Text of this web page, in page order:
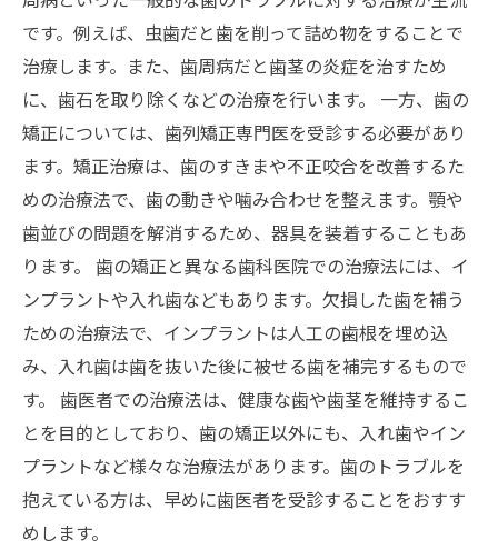
です。例えば、虫歯だと歯を削って詰め物をすることで
治療します。また、歯周病だと歯茎の炎症を治すため
に、歯石を取り除くなどの治療を行います。 一方、歯の
矯正については、歯列矯正専門医を受診する必要があり
ます。矯正治療は、歯のすきまや不正咬合を改善するた
めの治療法で、歯の動きや噛み合わせを整えます。顎や
歯並びの問題を解消するため、器具を装着することもあ
ります。 歯の矯正と異なる歯科医院での治療法には、イ
ンプラントや入れ歯などもあります。欠損した歯を補う
ための治療法で、インプラントは人工の歯根を埋め込
み、入れ歯は歯を抜いた後に被せる歯を補完するもので
す。 歯医者での治療法は、健康な歯や歯茎を維持するこ
とを目的としており、歯の矯正以外にも、入れ歯やイン
プラントなど様々な治療法があります。歯のトラブルを
抱えている方は、早めに歯医者を受診することをおすす
めします。